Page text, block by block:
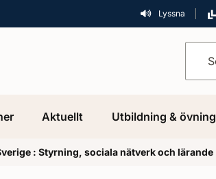
Lyssna
Aktuellt Utbildning & övning
: Styrning, sociala nätverk och lärande